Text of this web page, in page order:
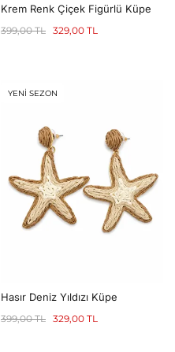
Krem Renk Çiçek Figürlü Küpe
399,00TL 329,00 TL
YENİ SEZON
Hasır Deniz Yıldızı Küpe
399,00TL 329,00 TL